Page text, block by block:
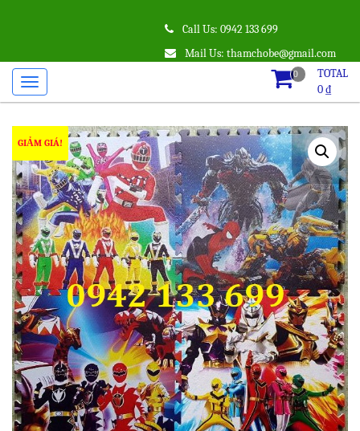
Call Us: 0942 133 699
Mail Us: thamchobe@gmail.com
0
TOTAL
0₫
GIẢM GIÁ!